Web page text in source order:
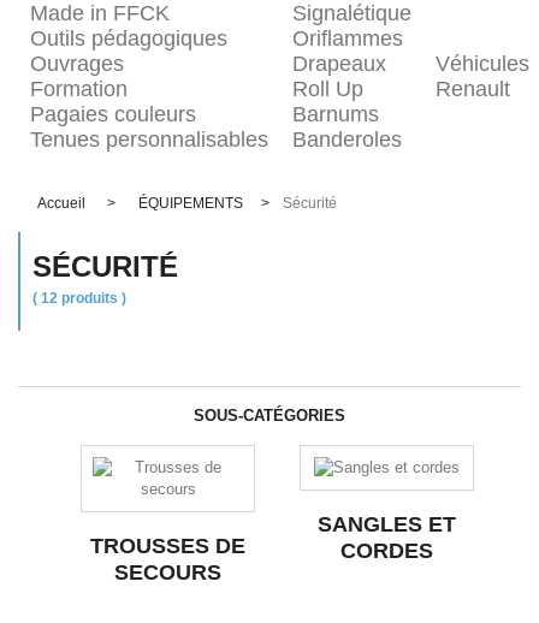
Made in FFCK
Outils pédagogiques
Ouvrages
Formation
Pagaies couleurs
Tenues personnalisables
Signalétique
Oriflammes
Drapeaux
Roll Up
Barnums
Banderoles
Véhicules
Renault
Accueil > ÉQUIPEMENTS > Sécurité
SÉCURITÉ
( 12 produits )
SOUS-CATÉGORIES
TROUSSES DE
SECOURS
SANGLES ET
CORDES